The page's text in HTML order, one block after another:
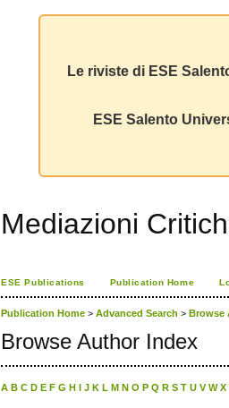
Le riviste di ESE
ESE Salento
Mediazioni
ESE Publications Publication Home
Publication Home >Advanced Search >Browse
Browse Author Index
A B C D E F G H I J K L M N O P Q R S T U V W X